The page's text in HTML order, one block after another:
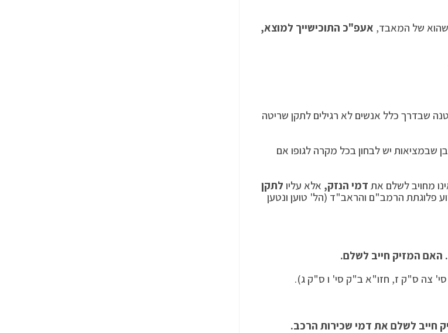
שהוא של המאבד, אעפ"כ התוכישייך למוצא,
שבדרך כלל אנשים לא רגילים לתקן שריטה
שבמציאות יש לבחון בכל מקרה לגופו אם
מחויב לשלם את דמי הנזק, אלא עליו לתקן
פלוגתת הרמב"ם והראב"ד (הל' טוען ונטען
האם המזיק חייב לשלם.
סי' צה ס"ק ז, חזו"א ב"ק סי' ו ס"ק ג).
חייב לשלם את דמי שכירות הרכב.